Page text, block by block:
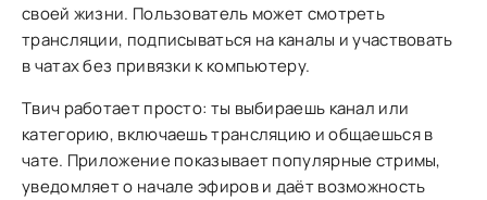
своей жизни. Пользователь может смотреть
трансляции, подписываться на каналы и участвовать
в чатах без привязки к компьютеру.
Твич работает просто: ты выбираешь канал или
категорию, включаешь трансляцию и общаешься в
чате. Приложение показывает популярные стримы,
уведомляет о начале эфиров и даёт возможность